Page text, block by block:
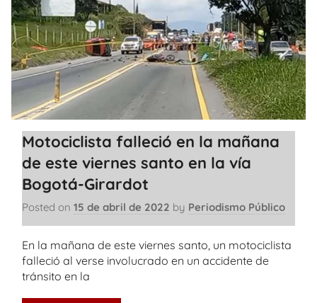
Motociclista falleció en la mañana
de este viernes santo en la vía
Bogotá-Girardot
Posted on 15 de abril de 2022 by Periodismo Público
En la mañana de este viernes santo, un motociclista
falleció al verse involucrado en un accidente de
tránsito en la